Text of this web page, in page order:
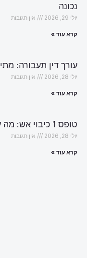
נכונה
יולי 29, 2026 אין תגובות
קרא עוד »
עורך דין תעבורה:
יולי 28, 2026 אין תגובות
קרא עוד »
טופס 1 כיבוי אש: מה עלול לעכב את האישור?
יולי 28, 2026 אין תגובות
קרא עוד »